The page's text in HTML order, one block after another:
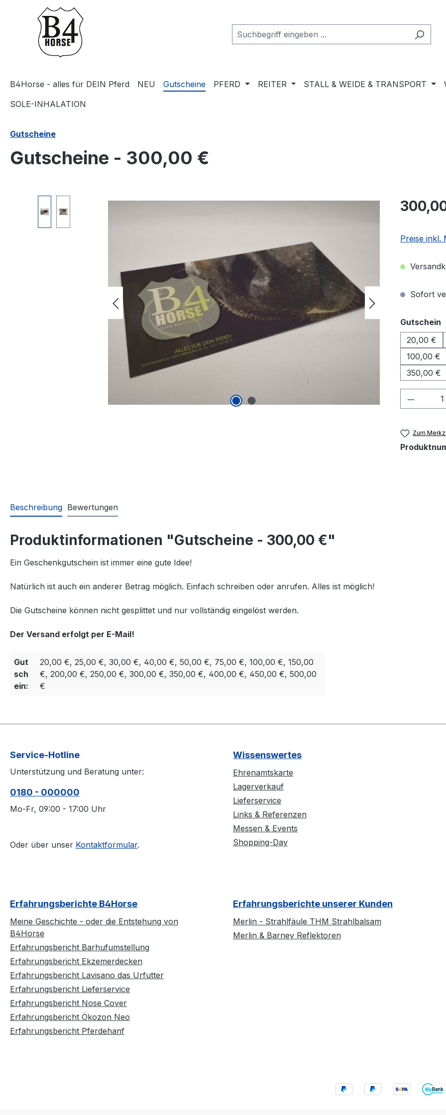
Hauptinhalt springen
Zur Suche springen
Zur Hauptnavigation springen
B4Horse - alles für DEIN Pferd NEU Gutscheine PFERD REITER STALL & WEIDE & TRANSPORT
SOLE-INHALATION
Gutscheine
Gutscheine - 300,00 €
Regulärer
Preise inkl.
Sofort
Gutschein
20,00 €
100,00 €
350,00 €
Zum
Beschreibung Bewertungen
Produktinformationen "Gutscheine - 300,00 €"
Ein Geschenkgutschein ist immer eine gute Idee!
Natürlich ist auch ein anderer Betrag möglich. Einfach schreiben oder anrufen. Alles ist möglich!
Die Gutscheine können nicht gesplittet und nur vollständig eingelöst werden.
Der Versand erfolgt per E-Mail!
Gut
sch
ein:
20,00 €, 25,00 €, 30,00 €, 40,00 €, 50,00 €, 75,00 €, 100,00 €, 150,00
€, 200,00 €, 250,00 €, 300,00 €, 350,00 €, 400,00 €, 450,00 €, 500,00
€
Service-Hotline
Unterstützung und Beratung unter:
0180 - 000000
Mo-Fr, 09:00 - 17:00 Uhr
Oder über unser Kontaktformular.
Wissenswertes
Ehrenamtskarte
Lagerverkauf
Lieferservice
Links & Referenzen
Messen & Events
Shopping-Day
Erfahrungsberichte B4Horse
Meine Geschichte - oder die Entstehung von
B4Horse
Erfahrungsbericht Barhufumstellung
Erfahrungsbericht Ekzemerdecken
Erfahrungsbericht Lavisano das Urfutter
Erfahrungsbericht Lieferservice
Erfahrungsbericht Nose Cover
Erfahrungsbericht Ökozon Neo
Erfahrungsbericht Pferdehanf
Erfahrungsberichte unserer Kunden
Merlin - Strahlfäule THM Strahlbalsam
Merlin & Barney Reflektoren